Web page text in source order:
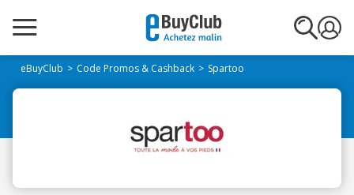
eBuyClub Code Promos & Cashback Spartoo